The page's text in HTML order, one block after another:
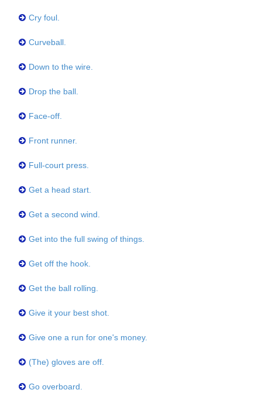
Cry foul.
Curveball.
Down to the wire.
Drop the ball.
Face-off.
Front runner.
Full-court press.
Get a head start.
Get a second wind.
Get into the full swing of things.
Get off the hook.
Get the ball rolling.
Give it your best shot.
Give one a run for one's money.
(The) gloves are off.
Go overboard.